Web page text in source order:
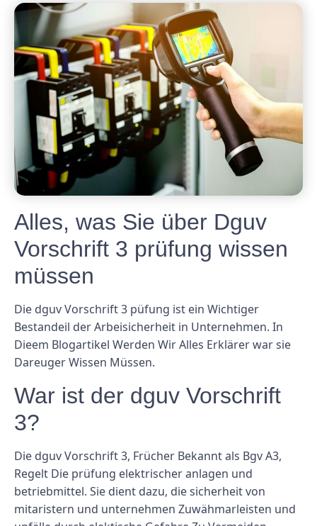
Alles, was Sie über Dguv
Vorschrift 3 prüfung wissen
müssen
Die dguv Vorschrift 3 püfung ist ein Wichtiger
Bestandeil der Arbeisicherheit in Unternehmen. In
Dieem Blogartikel Werden Wir Alles Erklärer war sie
Dareuger Wissen Müssen.
War ist der dguv Vorschrift
3?
Die dguv Vorschrift 3, Frücher Bekannt als Bgv A3,
Regelt Die prüfung elektrischer anlagen und
betriebmittel. Sie dient dazu, die sicherheit von
mitaristern und unternehmen Zuwähmarleisten und